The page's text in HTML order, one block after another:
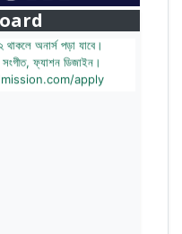
apply
অনার্স পড়া যাবে।
ফ্যাশন ডিজাইন।
apply